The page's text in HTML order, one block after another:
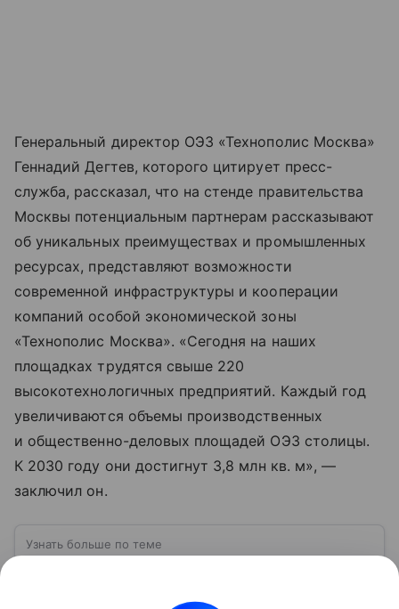
Генеральный директор ОЭЗ «Технополис Москва»
Геннадий Дегтев, которого цитирует пресс-
служба, рассказал, что на стенде правительства
Москвы потенциальным партнерам рассказывают
об уникальных преимуществах и промышленных
ресурсах, представляют возможности
современной инфраструктуры и кооперации
компаний особой экономической зоны
«Технополис Москва». «Сегодня на наших
площадках трудятся свыше 220
высокотехнологичных предприятий. Каждый год
увеличиваются объемы производственных
и общественно-деловых площадей ОЭЗ столицы.
К 2030 году они достигнут 3,8 млн кв. м», —
заключил он.
Узнать больше по теме